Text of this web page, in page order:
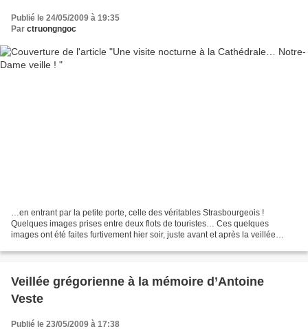
Publié le 24/05/2009 à 19:35
Par ctruongngoc
…en entrant par la petite porte, celle des véritables Strasbourgeois !
Quelques images prises entre deux flots de touristes… Ces quelques
images ont été faites furtivement hier soir, juste avant et après la veillée
Veillée grégorienne à la mémoire d’Antoine
Veste
Publié le 23/05/2009 à 17:38